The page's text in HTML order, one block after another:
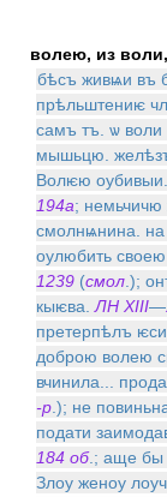
волею, из
бѣсъ живѩи въ
прѣльштениѥ
самъ тъ. ѡ воли
мышьцю.
Волѥю оубивыи.
194а; немьчичю
смолнѩнина. на
оулюбить
1239 (смол .);
кыѥва. ЛН XIII—
претерпѣлъ ѥси
доброю волею
вчинила...
-р .); не
подати
184 об.; аще бы
Злоу женоу